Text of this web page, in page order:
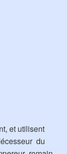
et utilisent
du